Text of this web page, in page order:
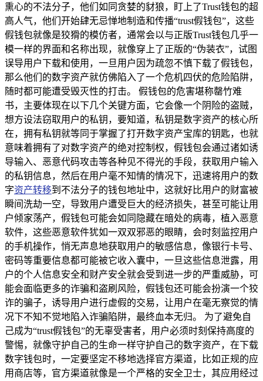
熏心的不法分子，他们如同贪婪的豺狼，盯上了Trust钱包的超
高人气，他们开始肆无忌惮地制造和传播“trust假钱包”，这些
假钱包就像是狡猾的模仿者，通常会以与正版Trust钱包几乎一
模一样的界面和名称出现，就像穿上了正版的“伪装衣”，试图
误导用户下载和使用，一旦用户因为疏忽不慎下载了假钱包，
那么他们的数字资产就仿佛陷入了一个危机四伏的危险陷阱，
随时都可能遭受毁灭性的打击。 假钱包的危害堪称罄竹难
书，主要体现在以下几个关键方面，它会像一个阴险的盗贼，
想方设法窃取用户的私钥，要知道，私钥是数字资产的核心所
在，拥有私钥就等同于掌握了打开数字资产宝库的钥匙，也就
意味着拥有了对数字资产的绝对控制权，假钱包会通过诸如诱
导输入、恶意代码攻击等各种见不得光的手段，获取用户输入
的私钥信息，然后在用户毫不知情的情况下，迅速将用户的数
字资产转移到不法分子的钱包地址中，这就好比用户的财富被
瞬间洗劫一空，导致用户遭受巨大的经济损失，甚至可能让用
户倾家荡产，假钱包可能会如同隐藏在暗处的病毒，植入恶意
软件，这些恶意软件犹如一双双邪恶的眼睛，会时刻监控用户
的手机操作，悄无声息地获取用户的敏感信息，像银行卡号、
密码等重要信息都可能被它收入囊中，一旦这些信息泄露，用
户的个人信息安全和财产安全就会受到进一步的严重威胁，可
能会面临更多的诈骗和盗刷风险，假钱包还可能会扮演一个狡
诈的骗子，诱导用户进行虚假的交易，让用户在毫无察觉的情
况下不知不觉地陷入诈骗陷阱，最终血本无归。 为了避免自
己成为“trust假钱包”的无辜受害者，用户必须时刻保持高度的
警惕，就像守护自己的生命一样守护自己的数字资产，在下载
数字钱包时，一定要坚定不移地选择官方渠道，比如正规的应
用商店等，官方渠道就像是一个严格的安全卫士，其应用经过